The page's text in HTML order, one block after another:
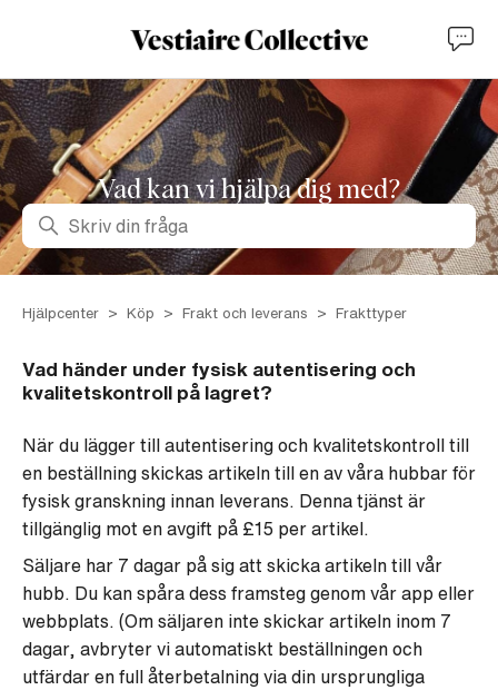
Vad kan vi hjälpa dig med?
Sök
Hjälpcenter Köp Frakt och leverans Frakttyper
Vad händer under fysisk autentisering och
kvalitetskontroll på lagret?
När du lägger till autentisering och kvalitetskontroll till
en beställning skickas artikeln till en av våra hubbar för
fysisk granskning innan leverans. Denna tjänst är
tillgänglig mot en avgift på £15 per artikel.
Säljare har 7 dagar på sig att skicka artikeln till vår
hubb. Du kan spåra dess framsteg genom vår app eller
webbplats. (Om säljaren inte skickar artikeln inom 7
dagar, avbryter vi automatiskt beställningen och
utfärdar en full återbetalning via din ursprungliga